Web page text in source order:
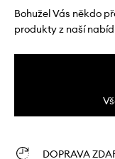
Bohužel Vás někdo
produkty z naší
DOPRAVA